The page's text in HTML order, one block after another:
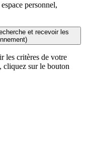
personnel,
et recevoir les
les critères de votre
cliquez sur le bouton